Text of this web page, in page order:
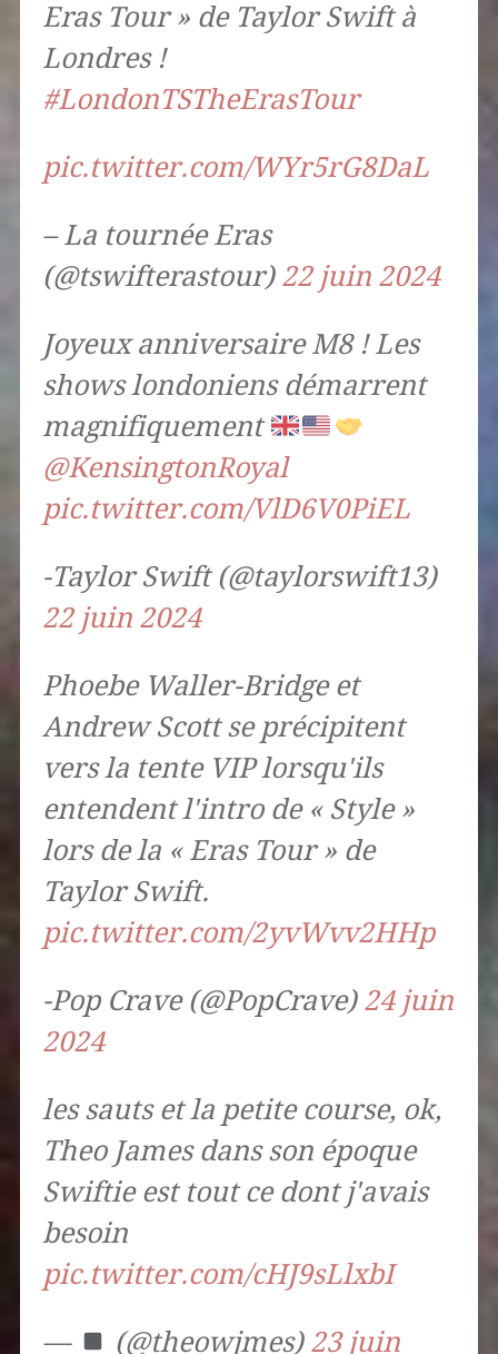
Eras Tour » de Taylor Swift à
Londres !
#LondonTSTheErasTour
pic.twitter.com/WYr5rG8DaL
– La tournée Eras
(@tswifterastour) 22 juin 2024
Joyeux anniversaire M8 ! Les
shows londoniens démarrent
magnifiquement
@KensingtonRoyal
pic.twitter.com/VlD6V0PiEL
-Taylor Swift (@taylorswift13)
22 juin 2024
Phoebe Waller-Bridge et
Andrew Scott se précipitent
vers la tente VIP lorsqu'ils
entendent l'intro de « Style »
lors de la « Eras Tour » de
Taylor Swift.
pic.twitter.com/2yvWvv2HHp
-Pop Crave (@PopCrave) 24 juin
2024
les sauts et la petite course, ok,
Theo James dans son époque
Swiftie est tout ce dont j'avais
besoin
pic.twitter.com/cHJ9sLlxbI
— (@theowjmes) 23 juin